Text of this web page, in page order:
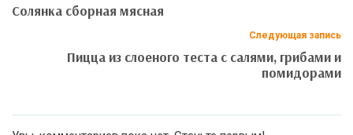
Солянка сборная мясная
Следующая запись
Пицца из слоеного теста с салями, грибами и
помидорами